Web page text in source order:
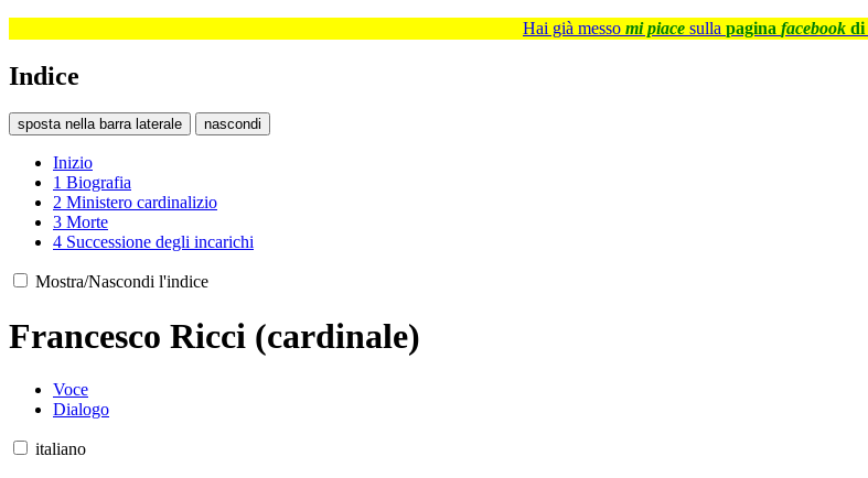
Hai già messo mi piace sulla pagina facebook di
Indice
sposta nella barra laterale nascondi
Inizio
1 Biografia
2 Ministero cardinalizio
3 Morte
4 Successione degli incarichi
Mostra/Nascondi l'indice
Francesco Ricci (cardinale)
Voce
Dialogo
italiano